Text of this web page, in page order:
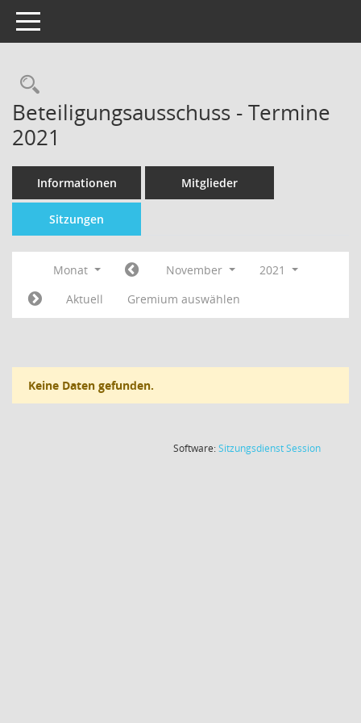
Toggle navigation
Beteiligungsausschuss - Termine
2021
Informationen Mitglieder
Sitzungen
Monat November
2021
Aktuell
Gremium auswählen
Keine Daten gefunden.
Software:SitzungsdienstSession(Wird in